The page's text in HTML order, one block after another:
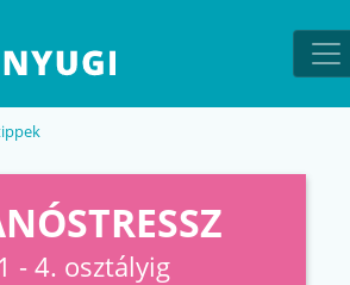
1 - 4. osztályig